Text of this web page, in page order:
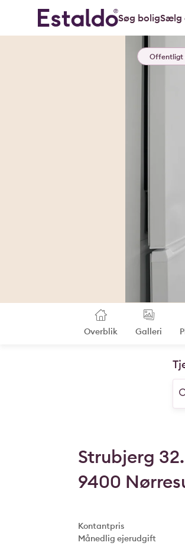
Søg boligSælg
Offentligt
Overblik Galleri
Strubjerg
9400
Kontantpris
Månedlig ejerudgift